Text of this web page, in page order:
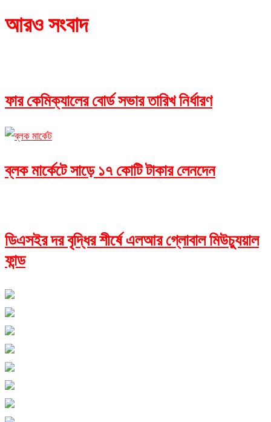
আরও সংবাদ
ফার কেমিক্যালের বোর্ড সভার তারিখ নির্ধারণ
ব্লক মার্কেটে সাড়ে ১৭ কোটি টাকার লেনদেন
ডিএসইর দর বৃদ্ধির শীর্ষে এলআর গ্লোবাল মিউচ্যুয়াল
ফান্ড